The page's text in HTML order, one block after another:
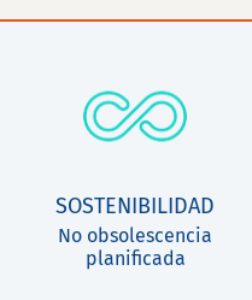
SOSTENIBILIDAD
No obsolescencia
planificada